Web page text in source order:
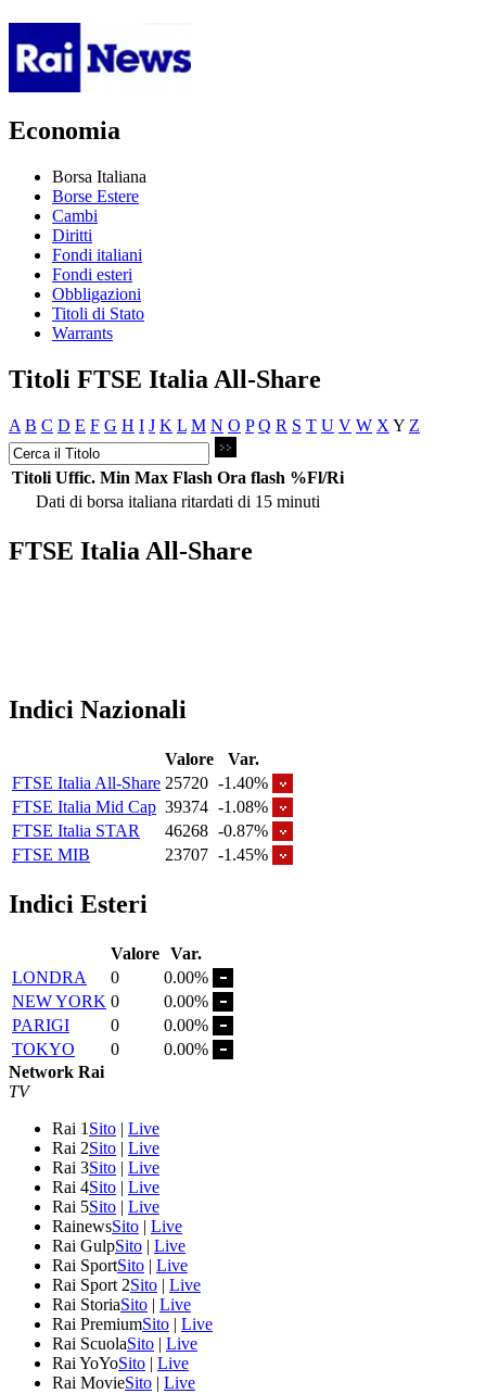
Economia
Borsa Italiana
Borse Estere
Cambi
Diritti
Fondi italiani
Fondi esteri
Obbligazioni
Titoli di Stato
Warrants
Titoli FTSE Italia All-Share
A B C D E F G H I J K L M N O P Q R S T U V W X Y Z
Titoli Uffic. Min Max Flash Ora flash %Fl/Ri
Dati di borsa italiana ritardati di 15 minuti
FTSE Italia All-Share
Indici Nazionali
Valore
Var.
FTSE Italia All-Share 25720 -1.40%
FTSE Italia Mid Cap 39374 -1.08%
FTSE Italia STAR
46268 -0.87%
FTSE MIB
23707 -1.45%
Indici Esteri
Valore Var.
LONDRA
0
0.00%
NEW YORK 0
0.00%
PARIGI
0
0.00%
TOKYO
0
0.00%
Network Rai
TV
Rai 1 Sito | Live
Rai 2Sito | Live
Rai 3Sito | Live
Rai 4Sito | Live
Rai 5Sito | Live
RainewsSito | Live
Rai GulpSito | Live
Rai SportSito | Live
Rai Sport 2Sito | Live
Rai StoriaSito | Live
Rai PremiumSito | Live
Rai ScuolaSito | Live
Rai YoYoSito | Live
Rai MovieSito | Live